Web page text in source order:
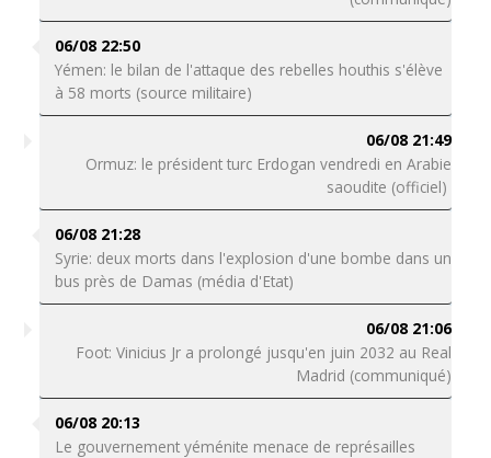
06/08 22:50
Yémen: le bilan de l'attaque des rebelles houthis s'élève
à 58 morts (source militaire)
06/08 21:49
Ormuz: le président turc Erdogan vendredi en Arabie
saoudite (officiel)
06/08 21:28
Syrie: deux morts dans l'explosion d'une bombe dans un
bus près de Damas (média d'Etat)
06/08 21:06
Foot: Vinicius Jr a prolongé jusqu'en juin 2032 au Real
Madrid (communiqué)
06/08 20:13
Le gouvernement yéménite menace de représailles